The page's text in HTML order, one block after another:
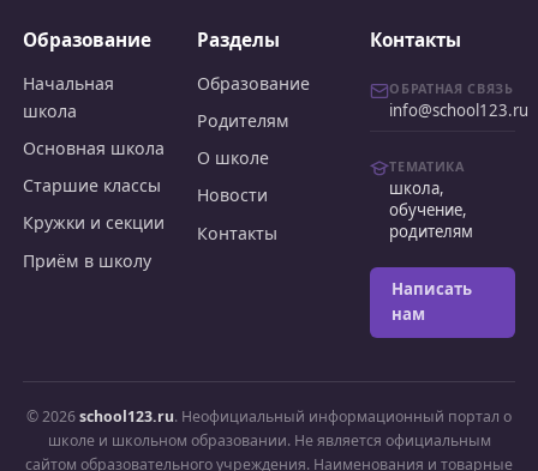
Образование
Начальная
школа
Основная школа
Старшие классы
Кружки и секции
Приём в школу
Разделы
Образование
Родителям
О школе
Новости
Контакты
Контакты
ОБРАТНАЯ СВЯЗЬ
info@school123.ru
ТЕМАТИКА
школа,
обучение,
родителям
Написать
нам
© 2026school123.ru. Неофициальный информационный портал о
школе и школьном образовании. Не является официальным
сайтом образовательного учреждения. Наименования и товарные